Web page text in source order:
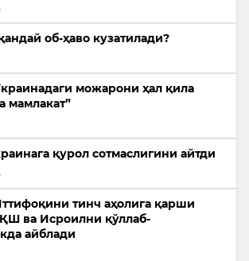
об-ҳаво кузатилади?
можарони ҳал қила
мамлакат”
қурол сотмаслигини айтди
тинч аҳолига қарши
ва Исроилни қўллаб-
айблади